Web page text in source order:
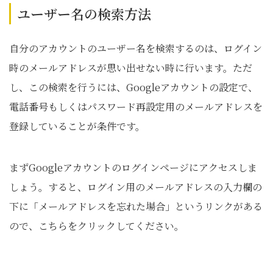
ユーザー名の検索方法
自分のアカウントのユーザー名を検索するのは、ログイン
時のメールアドレスが思い出せない時に行います。ただ
し、この検索を行うには、Googleアカウントの設定で、
電話番号もしくはパスワード再設定用のメールアドレスを
登録していることが条件です。
まずGoogleアカウントのログインページにアクセスしま
しょう。すると、ログイン用のメールアドレスの入力欄の
下に「メールアドレスを忘れた場合」というリンクがある
ので、こちらをクリックしてください。